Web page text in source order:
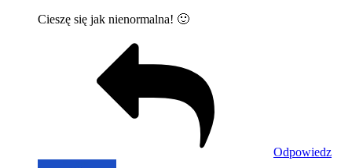
Cieszę się jak nienormalna! 🙂
Odpowiedz